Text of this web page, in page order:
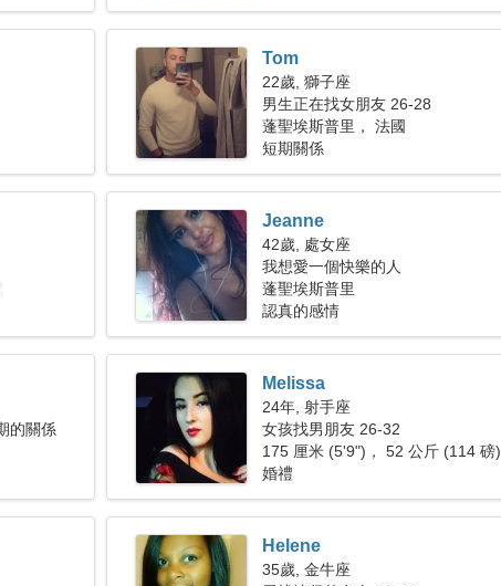
Tom
22歲, 獅子座
男生正在找女朋友 26-28
蓬聖埃斯普里， 法國
短期關係
Jeanne
42歲, 處女座
我想愛一個快樂的人
蓬聖埃斯普里
認真的感情
的關係
Melissa
24年, 射手座
女孩找男朋友 26-32
175 厘米 (5'9")， 52 公斤 (114 磅)
婚禮
Helene
35歲, 金牛座